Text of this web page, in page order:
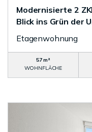
Modernisierte 2
Blick ins Grün der
Etagenwohnung
57 m²
WOHNFLÄCHE